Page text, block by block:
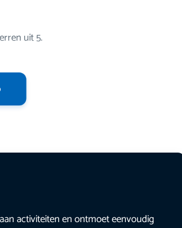
uit 5.
activiteiten en ontmoet eenvoudig